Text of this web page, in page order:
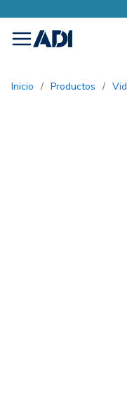
menu
Inicio / Productos /